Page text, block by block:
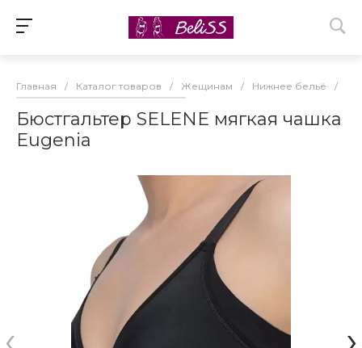
Главная / Каталог товаров / Жещинам / Нижнее бельё /
Бюстгальтер SELENE мягкая чашка
Eugenia